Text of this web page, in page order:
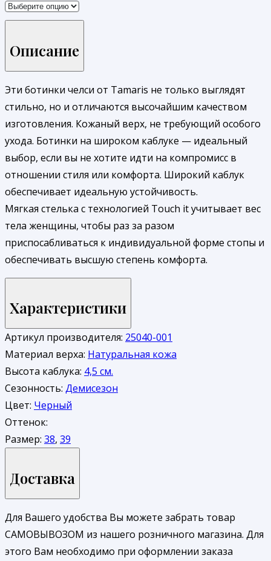
Описание
Эти ботинки челси от Tamaris не только выглядят
стильно, но и отличаются высочайшим качеством
изготовления. Кожаный верх, не требующий особого
ухода. Ботинки на широком каблуке — идеальный
выбор, если вы не хотите идти на компромисс в
отношении стиля или комфорта. Широкий каблук
обеспечивает идеальную устойчивость.
Мягкая стелька с технологией Touch it учитывает вес
тела женщины, чтобы раз за разом
приспосабливаться к индивидуальной форме стопы и
обеспечивать высшую степень комфорта.
Характеристики
Артикул производителя: 25040-001
Материал верха: Натуральная кожа
Высота каблука: 4,5 см.
Сезонность: Демисезон
Цвет: Черный
Оттенок:
Размер: 38, 39
Доставка
Для Вашего удобства Вы можете забрать товар
САМОВЫВОЗОМ из нашего розничного магазина. Для
этого Вам необходимо при оформлении заказа